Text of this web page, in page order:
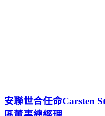
安聯世合‌任命Carsten